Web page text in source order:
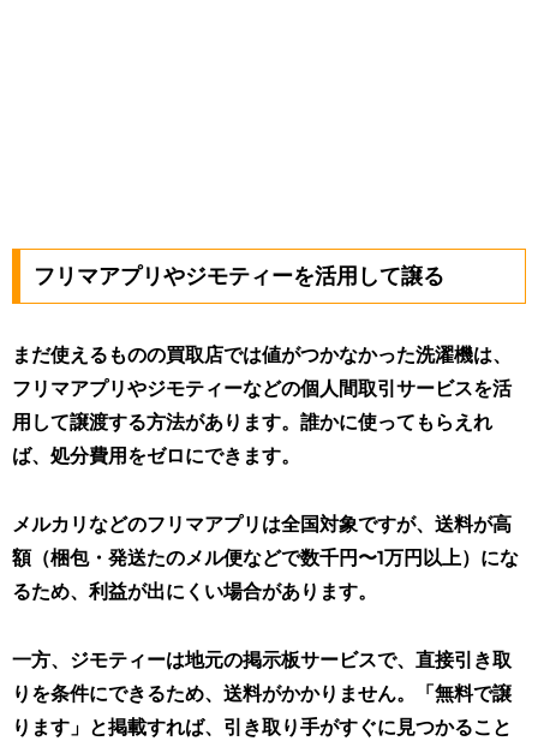
フリマアプリやジモティーを活用して譲る
まだ使えるものの買取店では値がつかなかった洗濯機は、
フリマアプリやジモティーなどの個人間取引サービスを活
用して譲渡する方法があります。誰かに使ってもらえれ
ば、処分費用をゼロにできます。
メルカリなどのフリマアプリは全国対象ですが、送料が高
額（梱包・発送たのメル便などで数千円〜1万円以上）にな
るため、利益が出にくい場合があります。
一方、ジモティーは地元の掲示板サービスで、直接引き取
りを条件にできるため、送料がかかりません。「無料で譲
ります」と掲載すれば、引き取り手がすぐに見つかること